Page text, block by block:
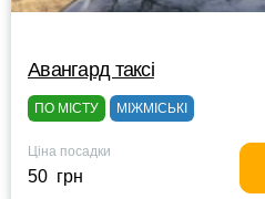
Авангард таксі
ПО МІСТУ МІЖМІСЬКІ
Ціна посадки
50 грн